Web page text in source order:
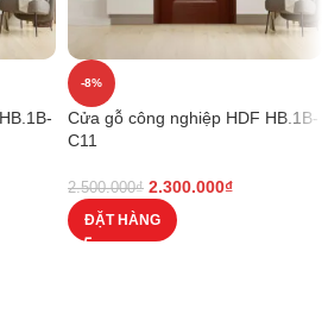
-8%
Cửa gỗ công nghiệp HDF HB.1B-
C11
2.500.000₫ 2.300.000₫
ĐẶT HÀNG